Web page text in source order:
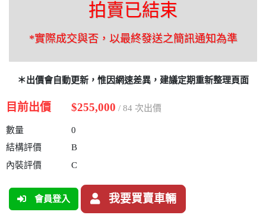
拍賣已結束
*實際成交與否，以最終發送之簡訊通知為準
＊出價會自動更新，惟因網速差異，建議定期重新整理頁面
目前出價 $255,000 / 84 次出價
數量
0
結構評價
B
內裝評價
C
會員登入 我要買賣車輛